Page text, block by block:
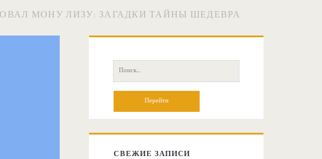
МОНУ ЛИЗУ: ЗАГАДКИ ТАЙНЫ ШЕДЕВРА
о
П
о
:
СВЕЖИЕ ЗАПИСИ